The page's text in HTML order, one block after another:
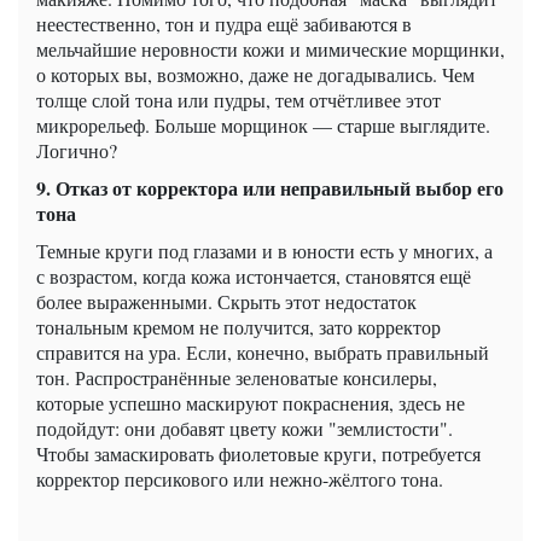
неестественно, тон и пудра ещё забиваются в
мельчайшие неровности кожи и мимические морщинки,
о которых вы, возможно, даже не догадывались. Чем
толще слой тона или пудры, тем отчётливее этот
микрорельеф. Больше морщинок — старше выглядите.
Логично?
9. Отказ от корректора или неправильный выбор его
тона
Темные круги под глазами и в юности есть у многих, а
с возрастом, когда кожа истончается, становятся ещё
более выраженными. Скрыть этот недостаток
тональным кремом не получится, зато корректор
справится на ура. Если, конечно, выбрать правильный
тон. Распространённые зеленоватые консилеры,
которые успешно маскируют покраснения, здесь не
подойдут: они добавят цвету кожи "землистости".
Чтобы замаскировать фиолетовые круги, потребуется
корректор персикового или нежно-жёлтого тона.